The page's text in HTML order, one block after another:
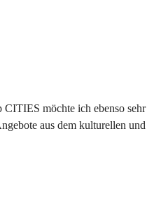
möchte ich ebenso sehr
aus dem kulturellen und